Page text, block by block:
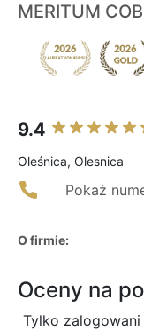
MERITUM
9.4
Oleśnica, Olesnica
Pokaż
O firmie:
Oceny na
Tylko